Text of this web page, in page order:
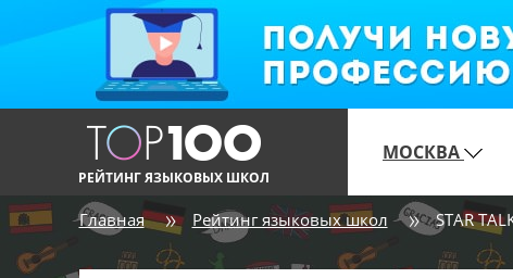
РЕЙТИНГ ЯЗЫКОВЫХ ШКОЛ
МОСКВА
Главная Рейтинг языковых школ STAR